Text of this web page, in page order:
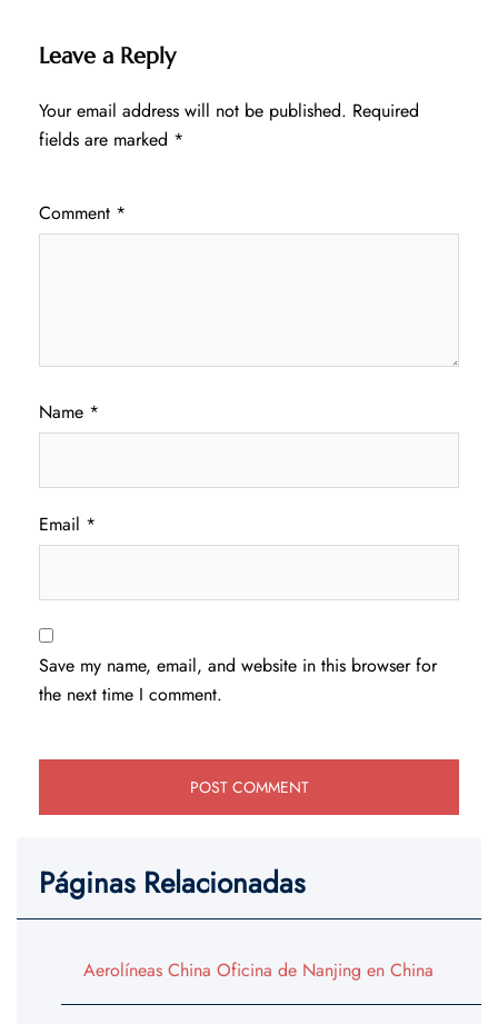
Leave a Reply
Your email address will not be published. Required
fields are marked *
Comment *
Name *
Email *
Save my name, email, and website in this browser for
the next time I comment.
Páginas Relacionadas
Aerolíneas China Oficina de Nanjing en China